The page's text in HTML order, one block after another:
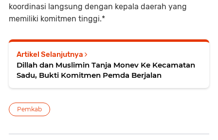
koordinasi langsung dengan kepala daerah yang
memiliki komitmen tinggi.*
Artikel Selanjutnya
Dillah dan Muslimin Tanja Monev Ke Kecamatan
Sadu, Bukti Komitmen Pemda Berjalan
Pemkab